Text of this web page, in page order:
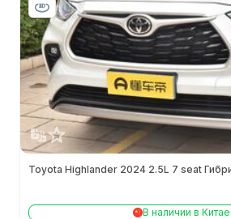
Toyota Highlander 2024 2.5L 7 seat
В наличии в Китае